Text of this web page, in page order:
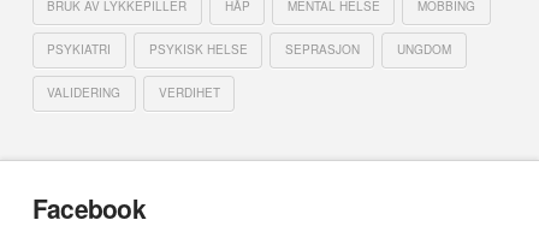
BRUK AV LYKKEPILLER HÅP MENTAL HELSE MOBBING
PSYKIATRI PSYKISK HELSE SEPRASJON UNGDOM
VALIDERING VERDIHET
Facebook